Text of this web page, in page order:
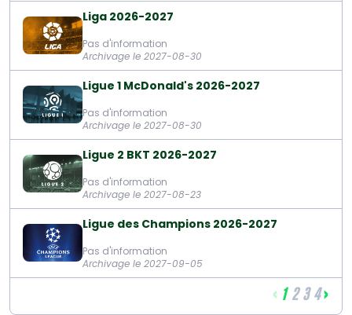
Liga 2026-2027
Pas d'information
Archivage le 2027-08-30
Ligue 1 McDonald's 2026-2027
Pas d'information
Archivage le 2027-08-30
Ligue 2 BKT 2026-2027
Pas d'information
Archivage le 2027-08-23
Ligue des Champions 2026-2027
Pas d'information
Archivage le 2027-09-05
‹ 1 2 3 4 ›